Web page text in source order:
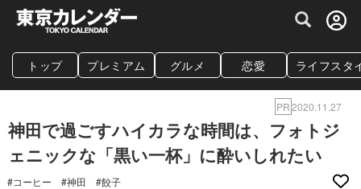
グルメ情報・プレミアムレストラン予約
トップ プレミアム グルメ 恋愛 ライフスタ
PR2020.11.27
神田で過ごすハイカラな時間は、フォトジ
ェニックな「黒い一杯」に酔いしれたい
#コーヒー #神田 #餃子